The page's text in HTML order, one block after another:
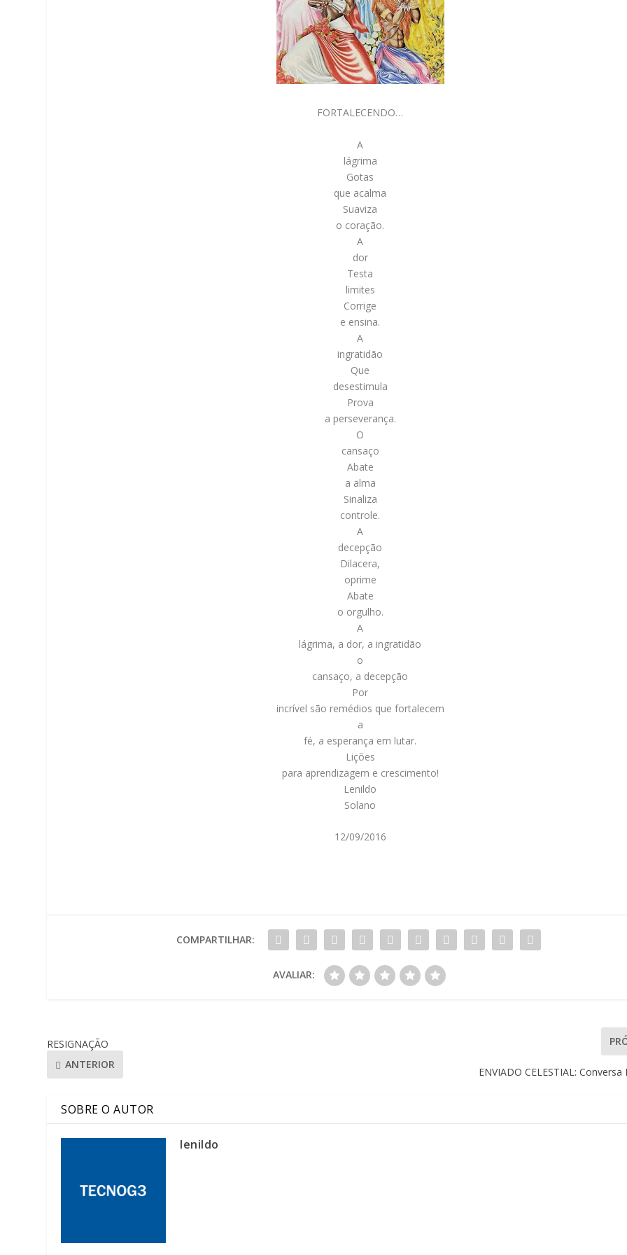
FORTALECENDO…
A
lágrima
Gotas
que acalma
Suaviza
o coração.
A
dor
Testa
limites
Corrige
e ensina.
A
ingratidão
Que
desestimula
Prova
a perseverança.
O
cansaço
Abate
a alma
Sinaliza
controle.
A
decepção
Dilacera,
oprime
Abate
o orgulho.
A
lágrima, a dor, a ingratidão
o
cansaço, a decepção
Por
incrível são remédios que fortalecem
a
fé, a esperança em lutar.
Lições
para aprendizagem e crescimento!
Lenildo
Solano
12/09/2016
COMPARTILHAR:
AVALIAR:
RESIGNAÇÃO
ANTERIOR
ENVIADO CELESTIAL:
SOBRE O AUTOR
lenildo